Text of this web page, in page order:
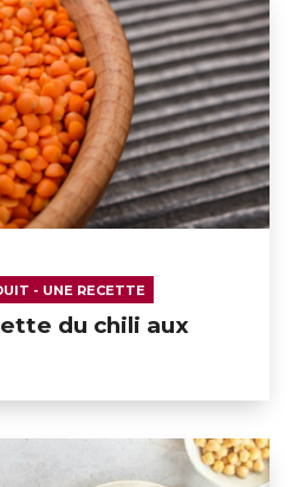
- UNE RECETTE
du chili aux